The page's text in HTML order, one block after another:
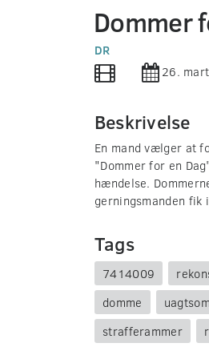
0
seconds
90%
Dommer
DR
26.
Beskrivelse
En mand vælger at
"Dommer for en
hændelse.
gerningsmanden
Tags
7414009
domme
strafferammer